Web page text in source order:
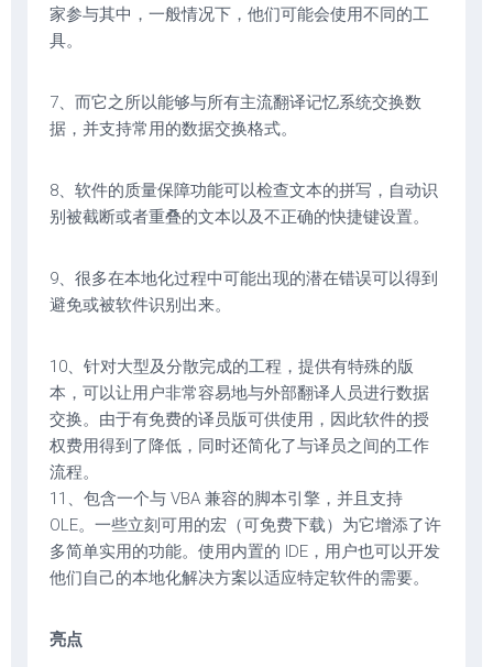
家参与其中，一般情况下，他们可能会使用不同的工
具。
7、而它之所以能够与所有主流翻译记忆系统交换数
据，并支持常用的数据交换格式。
8、软件的质量保障功能可以检查文本的拼写，自动识
别被截断或者重叠的文本以及不正确的快捷键设置。
9、很多在本地化过程中可能出现的潜在错误可以得到
避免或被软件识别出来。
10、针对大型及分散完成的工程，提供有特殊的版
本，可以让用户非常容易地与外部翻译人员进行数据
交换。由于有免费的译员版可供使用，因此软件的授
权费用得到了降低，同时还简化了与译员之间的工作
流程。
11、包含一个与 VBA 兼容的脚本引擎，并且支持
OLE。一些立刻可用的宏（可免费下载）为它增添了许
多简单实用的功能。使用内置的 IDE，用户也可以开发
他们自己的本地化解决方案以适应特定软件的需要。
亮点